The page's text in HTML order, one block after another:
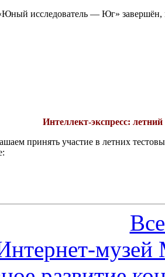
исследователь — Юг» завершён,
Интеллект-экспресс: летний
принять участие в летних